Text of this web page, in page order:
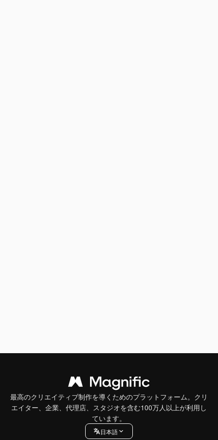
最高のクリエイティブ制作を導くためのプラットフォーム。クリ
エイター、企業、代理店、スタジオを含む100万人以上が利用し
ています。
日本語